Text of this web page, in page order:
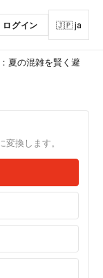
ログイン 🇯🇵 ja
夏の混雑を賢く避
換します。